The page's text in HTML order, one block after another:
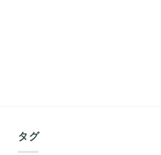
タグ